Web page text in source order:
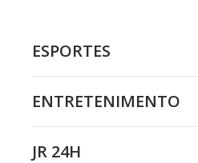
ESPORTES
ENTRETENIMENTO
JR 24H